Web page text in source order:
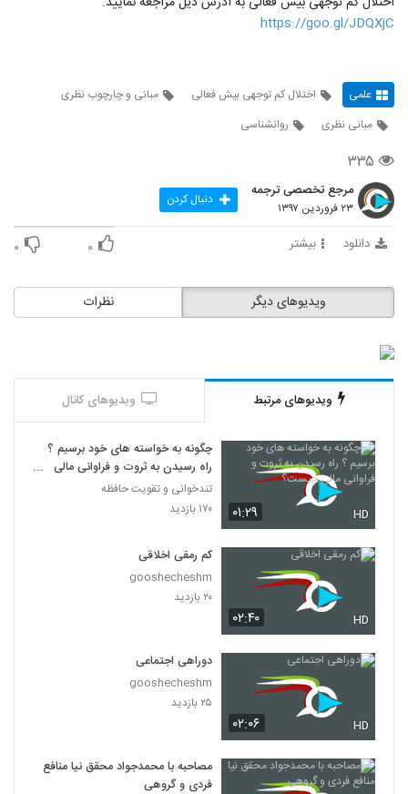
https://goo.gl/JDQXjC
علمی اختلال کم توجهی بیش فعالی
مبانی و چارچوب نظری
مبانی نظری
روانشناسی
۳۳۵
مرجع تخصصی ترجمه
۲۳ فروردین ۱۳۹۷ دنبال کردن
دانلود بیشتر ۰ ۰
نظرات ویدیوهای دیگر
ویدیوهای مرتبط ویدیوهای کانال
۰۱:۲۹ HD
چگونه به خواسته های خود برسیم ؟
راه رسیدن به ثروت و فراوانی مالی
چیست؟
تندخوانی و تقویت حافظه
۱۷۰ بازدید
۰۲:۴۰ HD
کم رمقی اخلاقی
gooshecheshm
۲۰ بازدید
۰۲:۰۶ HD
دوراهی اجتماعی
gooshecheshm
۲۵ بازدید
مصاحبه با محمدجواد محقق نیا منافع
فردی و گروهی